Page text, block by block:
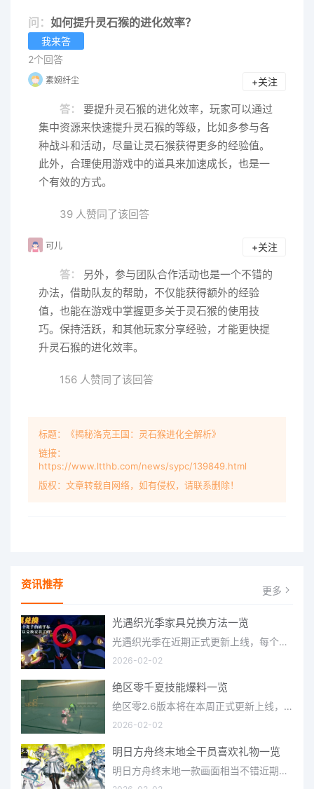
问： 如何提升灵石猴的进化效率？
我来答
2个回答
素婉纤尘 +关注
答：
要提升灵石猴的进化效率，玩家可以通过
集中资源来快速提升灵石猴的等级，比如多参与各
种战斗和活动，尽量让灵石猴获得更多的经验值。
此外，合理使用游戏中的道具来加速成长，也是一
个有效的方式。
39 人赞同了该回答
可儿 +关注
答：
另外，参与团队合作活动也是一个不错的
办法，借助队友的帮助，不仅能获得额外的经验
值，也能在游戏中掌握更多关于灵石猴的使用技
巧。保持活跃，和其他玩家分享经验，才能更快提
升灵石猴的进化效率。
156 人赞同了该回答
标题：《揭秘洛克王国：灵石猴进化全解析》
链接：
https://www.ltthb.com/news/sypc/139849.html
版权：文章转载自网络，如有侵权，请联系删除！
资讯推荐 更多
光遇织光季家具兑换方法一览
光遇织光季在近期正式更新上线，每个季节都有着许多全新内容和资讯可以让你来体验，不少刚体验的小伙伴想要知道
2026-02-02
绝区零千夏技能爆料一览
绝区零2.6版本将在本周正式更新上线，上周的前瞻直播官方给玩家们带来关于最新版本的卡池信息和相关活动内容，
2026-02-02
明日方舟终末地全干员喜欢礼物一览
明日方舟终末地一款画面相当不错近期非常火爆的大型二次元冒险游戏，这里有相当多好看的干员可以让你来抽取并